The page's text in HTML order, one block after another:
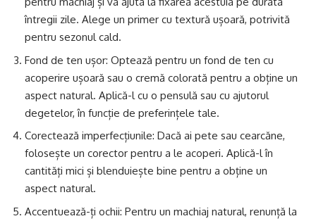
întregii zile. Alege un primer cu textură ușoară, potrivită
pentru sezonul cald.
Fond de ten ușor: Optează pentru un fond de ten cu
acoperire ușoară sau o cremă colorată pentru a obține un
aspect natural. Aplică-l cu o pensulă sau cu ajutorul
degetelor, în funcție de preferințele tale.
Corectează imperfecțiunile: Dacă ai pete sau cearcăne,
folosește un corector pentru a le acoperi. Aplică-l în
cantități mici și blenduiește bine pentru a obține un
aspect natural.
Accentuează-ți ochii: Pentru un machiaj natural, renunță la